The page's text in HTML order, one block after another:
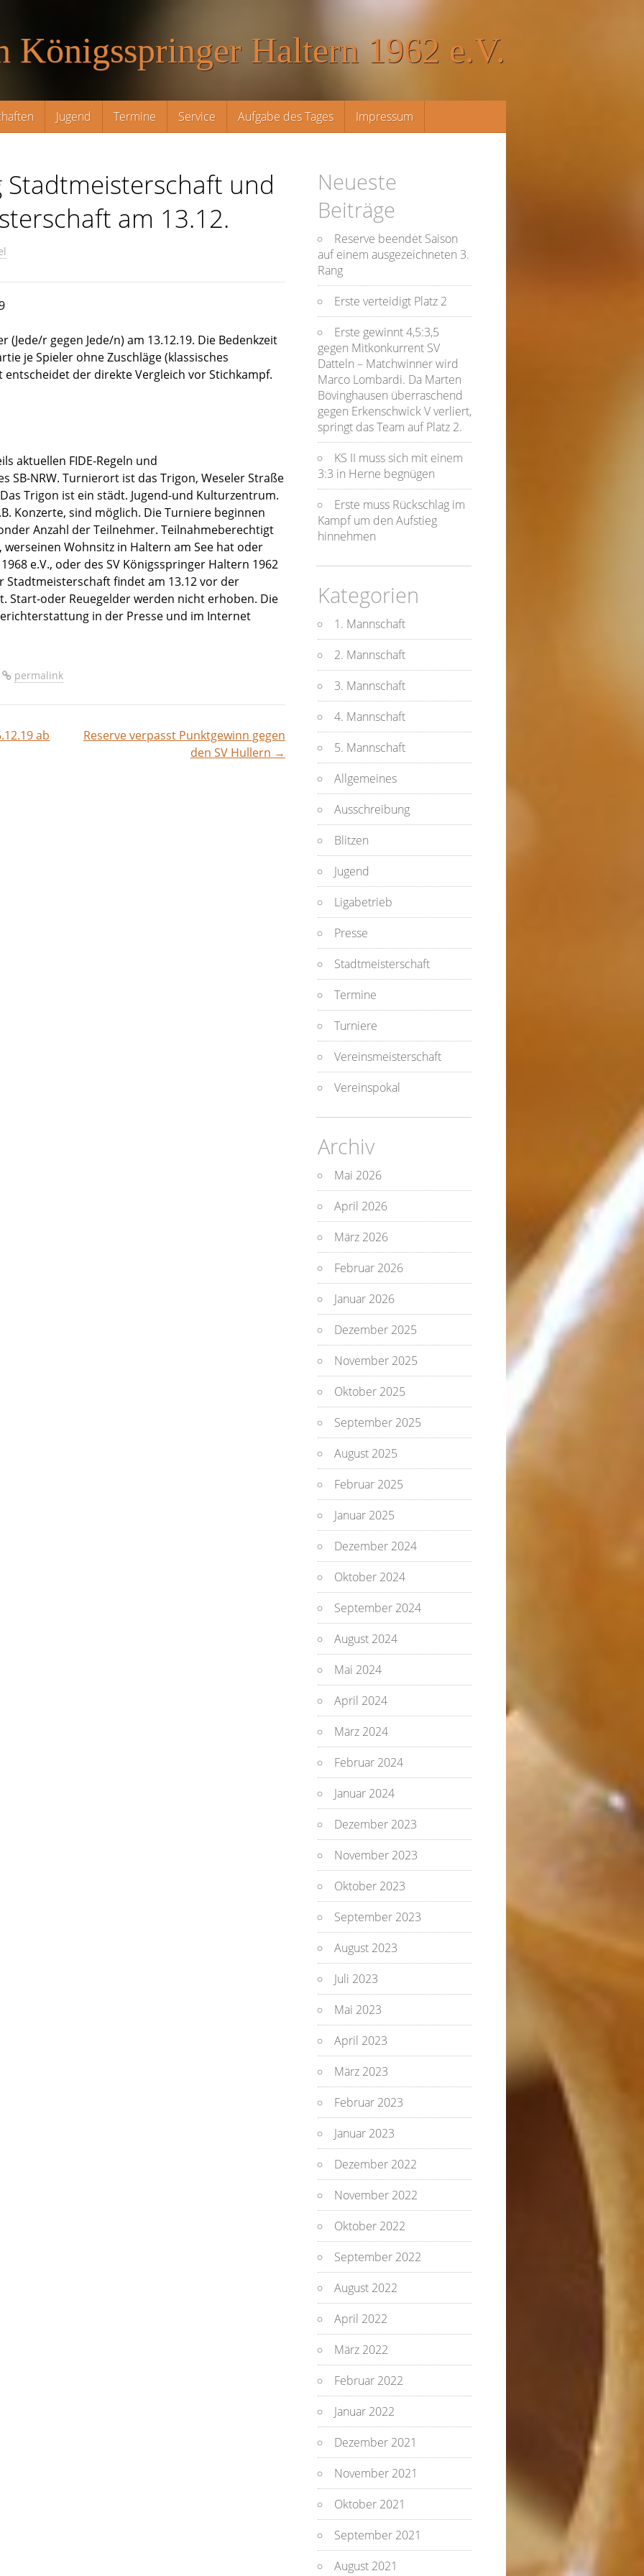
Königsspringer Haltern 1962 e.V.
Jugend Termine Service Aufgabe des Tages Impressum
Stadtmeisterschaft und
am 13.12.
r gegen Jede/n) am 13.12.19. Die Bedenkzeit
je Spieler ohne Zuschläge (klassisches
entscheidet der direkte Vergleich vor Stichkampf.
aktuellen FIDE-Regeln und
SB-NRW. Turnierort ist das Trigon, Weseler Straße
Trigon ist ein städt. Jugend-und Kulturzentrum.
Konzerte, sind möglich. Die Turniere beginnen
Anzahl der Teilnehmer. Teilnahmeberechtigt
Wohnsitz in Haltern am See hat oder
e.V., oder des SV Königsspringer Haltern 1962
Stadtmeisterschaft findet am 13.12 vor der
Start-oder Reuegelder werden nicht erhoben. Die
in der Presse und im Internet
permalink
ab
Reserve verpasst Punktgewinn gegen
den SV Hullern →
Neueste
Beiträge
Reserve beendet Saison
auf einem ausgezeichneten 3.
Rang
Erste verteidigt Platz 2
Erste gewinnt 4,5:3,5
gegen Mitkonkurrent SV
Datteln – Matchwinner wird
Marco Lombardi. Da Marten
Bövinghausen überraschend
gegen Erkenschwick V verliert,
springt das Team auf Platz 2.
KS II muss sich mit einem
3:3 in Herne begnügen
Erste muss Rückschlag im
Kampf um den Aufstieg
hinnehmen
Kategorien
1. Mannschaft
2. Mannschaft
3. Mannschaft
4. Mannschaft
5. Mannschaft
Allgemeines
Ausschreibung
Blitzen
Jugend
Ligabetrieb
Presse
Stadtmeisterschaft
Termine
Turniere
Vereinsmeisterschaft
Vereinspokal
Archiv
Mai 2026
April 2026
März 2026
Februar 2026
Januar 2026
Dezember 2025
November 2025
Oktober 2025
September 2025
August 2025
Februar 2025
Januar 2025
Dezember 2024
Oktober 2024
September 2024
August 2024
Mai 2024
April 2024
März 2024
Februar 2024
Januar 2024
Dezember 2023
November 2023
Oktober 2023
September 2023
August 2023
Juli 2023
Mai 2023
April 2023
März 2023
Februar 2023
Januar 2023
Dezember 2022
November 2022
Oktober 2022
September 2022
August 2022
April 2022
März 2022
Februar 2022
Januar 2022
Dezember 2021
November 2021
Oktober 2021
September 2021
August 2021